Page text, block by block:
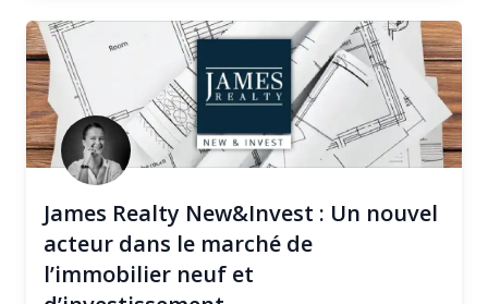
James Realty New&Invest : Un nouvel
acteur dans le marché de
l’immobilier neuf et